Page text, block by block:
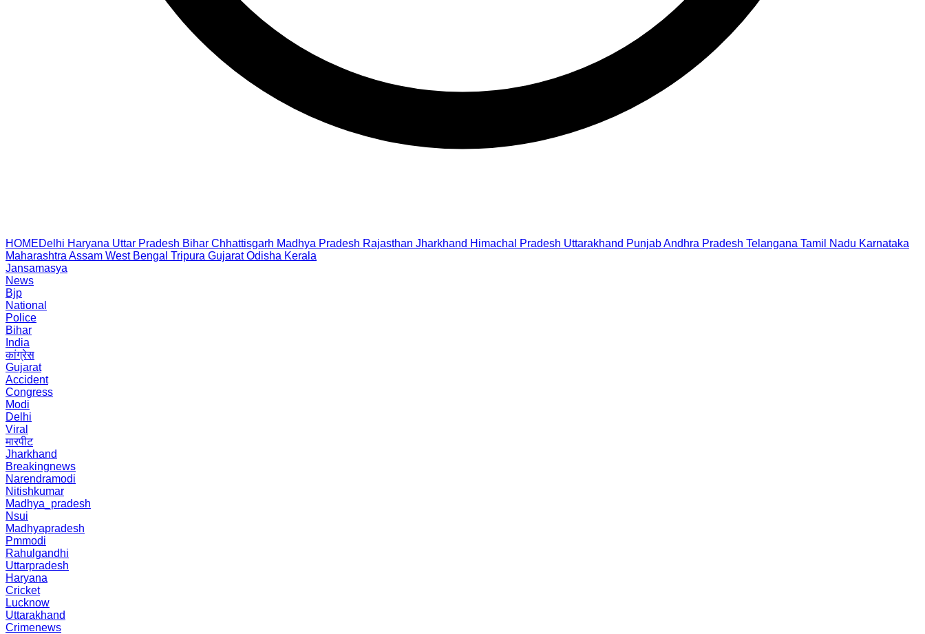
HOMEDelhi Haryana Uttar Pradesh Bihar Chhattisgarh Madhya Pradesh Rajasthan Jharkhand Himachal Pradesh Uttarakhand PunjabAndhra Pradesh Telangana Tamil Nadu Karnataka
Maharashtra Assam West Bengal Tripura Gujarat Odisha Kerala
Jansamasya
News
Bjp
National
Police
Bihar
India
कांग्रेस
Gujarat
Accident
Congress
Modi
Delhi
Viral
मारपीट
Jharkhand
Breakingnews
Narendramodi
Nitishkumar
Madhya_pradesh
Nsui
Madhyapradesh
Pmmodi
Rahulgandhi
Uttarpradesh
Haryana
Cricket
Lucknow
Uttarakhand
Crimenews